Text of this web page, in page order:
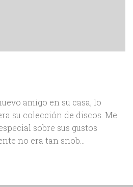
amigo en su casa, lo
su colección de discos. Me
sobre sus gustos
no era tan snob...